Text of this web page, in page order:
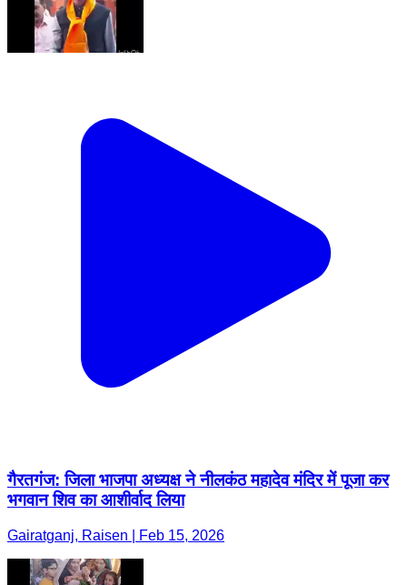
गैरतगंज: जिला भाजपा अध्यक्ष ने नीलकंठ महादेव मंदिर में पूजा कर
भगवान शिव का आशीर्वाद लिया
Gairatganj, Raisen | Feb 15, 2026